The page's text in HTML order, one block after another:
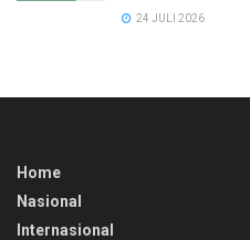
24 JULI 2026
Home
Nasional
Internasional